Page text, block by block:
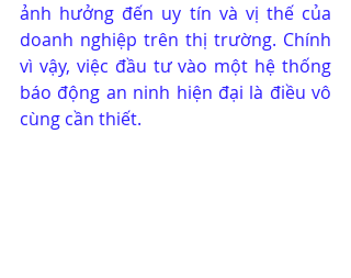
ảnh hưởng đến uy tín và vị thế của
doanh nghiệp trên thị trường. Chính
vì vậy, việc đầu tư vào một hệ thống
báo động an ninh hiện đại là điều vô
cùng cần thiết.